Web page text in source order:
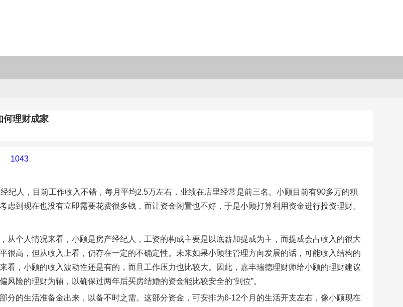
何理财成家
纪人，目前工作收入不错，每月平均2.5万左右，业绩在店里经常是前三名。小顾目前有90多万的积
虑到现在也没有立即需要花费很多钱，而让资金闲置也不好，于是小顾打算利用资金进行投资理财。
从个人情况来看，小顾是房产经纪人，工资的构成主要是以底薪加提成为主，而提成会占收入的很大
很高，但从收入上看，仍存在一定的不确定性。未来如果小顾往管理方向发展的话，可能收入结构的
看，小顾的收入波动性还是有的，而且工作压力也比较大。因此，嘉丰瑞德理财师给小顾的理财建议
风险的理财为辅，以确保过两年后买房结婚的资金能比较安全的“到位”。
分的生活准备金出来，以备不时之需。这部分资金，可安排为6-12个月的生活开支左右，像小顾现在